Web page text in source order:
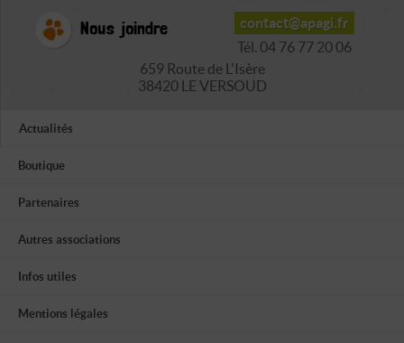
Nous joindre
contact@apagi.fr
Tél. 04 76 77 20 06
659 Route de L'Isère
38420 LE VERSOUD
Actualités
Boutique
Partenaires
Autres associations
Infos utiles
Mentions légales